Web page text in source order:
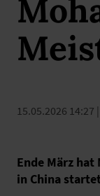
15.05.2026 14:27
Ende März
in China